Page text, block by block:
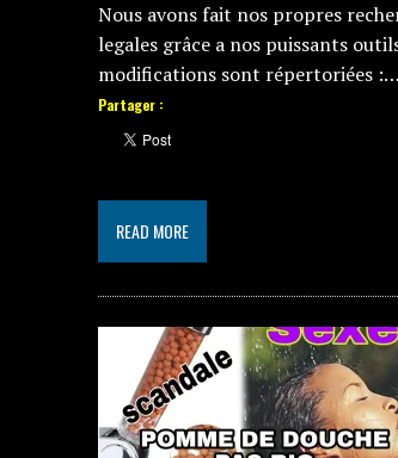
Nous avons fait nos propres
legales grâce a nos puissants
modifications sont répertoriées :…
Partager :
READ MORE